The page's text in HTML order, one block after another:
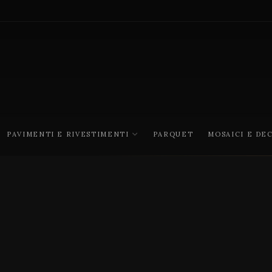
PAVIMENTI E RIVESTIMENTI PARQUET MOSAICI E